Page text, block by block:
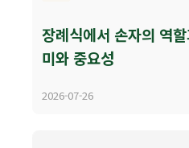
장례식에서 손자의 역
미와 중요성
2026-07-26